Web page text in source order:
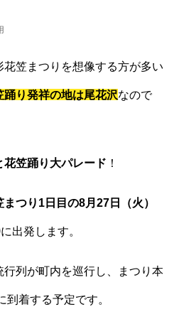
笠まつりを想像する方が多い
踊り発祥の地は尾花沢なので
花笠踊り大パレード ！
つり1日目の8月27日（火）
出発します。
列が町内を巡行し、まつり本
着する予定です。